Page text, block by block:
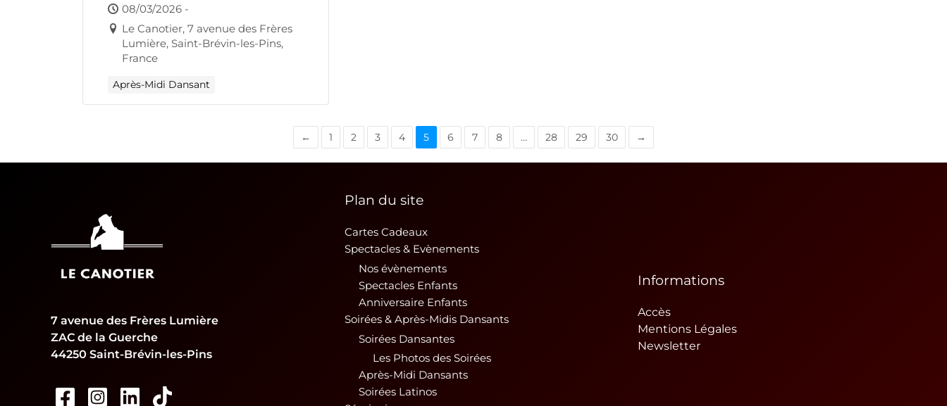
08/03/2026 -
Le Canotier, 7 avenue des Frères
Lumière, Saint-Brévin-les-Pins,
France
Après-Midi Dansant
← 1 2 3 4 5 6 7 8 … 28 29 30 →
7 avenue des Frères Lumière
ZAC de la Guerche
44250 Saint-Brévin-les-Pins
Plan du site
Cartes Cadeaux
Spectacles & Evènements
Nos évènements
Spectacles Enfants
Anniversaire Enfants
Soirées & Après-Midis Dansants
Soirées Dansantes
Les Photos des Soirées
Après-Midi Dansants
Soirées Latinos
Informations
Accès
Mentions Légales
Newsletter